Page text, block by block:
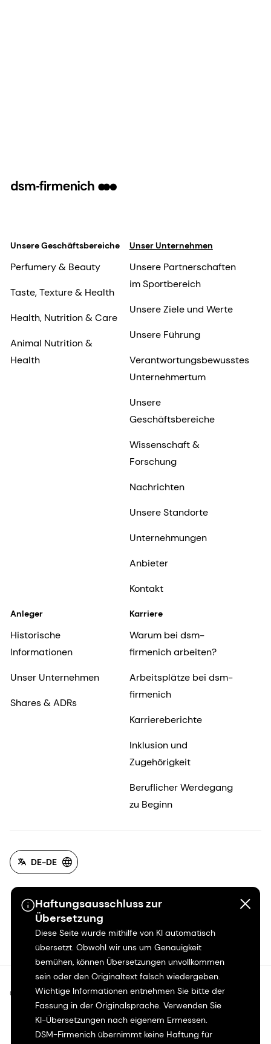
Haftungsausschluss zur
Übersetzung
Diese Seite wurde mithilfe von KI automatisch
übersetzt. Obwohl wir uns um Genauigkeit
bemühen, können Übersetzungen unvollkommen
sein oder den Originaltext falsch wiedergeben.
Wichtige Informationen entnehmen Sie bitte der
Fassung in der Originalsprache. Verwenden Sie
KI-Übersetzungen nach eigenem Ermessen.
DSM-Firmenich übernimmt keine Haftung für
Unsere Geschäftsbereiche
Perfumery & Beauty
Taste, Texture & Health
Health, Nutrition & Care
Animal Nutrition &
Health
Unser Unternehmen
Unsere Partnerschaften
im Sportbereich
Unsere Ziele und Werte
Unsere Führung
Verantwortungsbewusstes
Unternehmertum
Unsere
Geschäftsbereiche
Wissenschaft &
Forschung
Nachrichten
Unsere Standorte
Unternehmungen
Anbieter
Kontakt
Anleger
Historische
Informationen
Unser Unternehmen
Shares & ADRs
Karriere
Warum bei dsm-
firmenich arbeiten?
Arbeitsplätze bei dsm-
firmenich
Karriereberichte
Inklusion und
Zugehörigkeit
Beruflicher Werdegang
zu Beginn
DE-DE
©2026 dsm-firmenich. Alle Rechte vorbehalten.
Hinweis zum Datenschutz